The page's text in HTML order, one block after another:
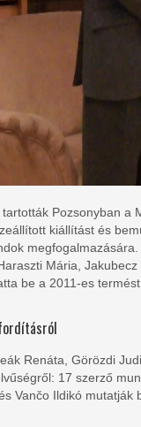
Pozsonyban a
kiállítást és
Mária,
be a 2011-es
Renáta, Görözdi
17 szerző
Vančo Ildikó mutatják